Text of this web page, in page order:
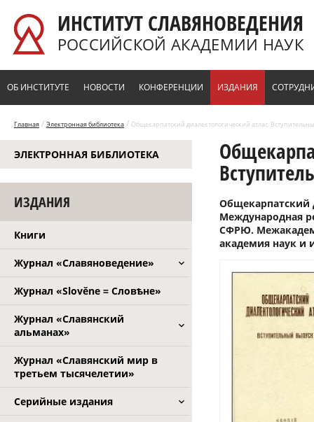
ИНСТИТУТ СЛАВЯНОВЕДЕНИЯ
РОССИЙСКОЙ АКАДЕМИИ НАУК
ОБ ИНСТИТУТЕ НОВОСТИ КОНФЕРЕНЦИИ ИЗДАНИЯ
Главная / Электронная библиотека / Общекарпатский диалектологический атлас.
ЭЛЕКТРОННАЯ БИБЛИОТЕКА
ИЗДАНИЯ
Книги
Журнал «Славяноведение»
Журнал «Slověne = Словѣне»
Журнал «Славянский
альманах»
Журнал «Славянский мир в
третьем тысячелетии»
Серийные издания
Общекарпатский
Международная
СФРЮ.
академия наук и